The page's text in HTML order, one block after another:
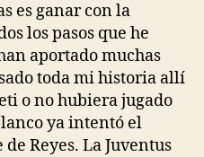
es ganar con la
los pasos que he
aportado muchas
toda mi historia allí
o no hubiera jugado
ya intentó el
Reyes. La Juventus